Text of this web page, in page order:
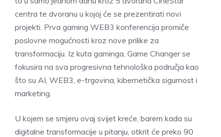
centra te dvoranu u kojoj će se prezentirati novi
projekti. Prva gaming WEB3 konferencija promiče
poslovne mogućnosti kroz nove prilike za
transformaciju. Iz kuta gaminga, Game Changer se
fokusira na sva progresivna tehnološka područja kao
što su AI, WEB3, e-trgovina, kibernetička sigurnost i
marketing.
U kojem se smjeru ovaj svijet kreće, barem kada su
digitalne transformacije u pitanju, otkrit će preko 90